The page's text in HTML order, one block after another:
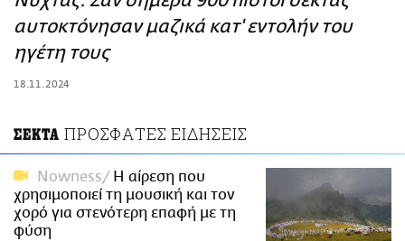
ΑΜΠΑ
PRINT
αυτοκτόνησαν μαζικά κατ' εντολήν του
ηγέτη τους
18.11.2024
ΣΕΚΤΑ ΠΡΟΣΦΑΤΕΣ ΕΙΔΗΣΕΙΣ
Nowness
Η αίρεση που
χρησιμοποιεί τη μουσική και τον
χορό για στενότερη επαφή με τη
φύση